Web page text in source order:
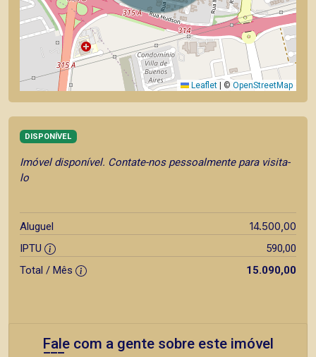
Leaflet © OpenStreetMap
DISPONÍVEL
Imóvel disponível. Contate-nos pessoalmente para visita-
lo
Aluguel 14.500,00
IPTU
590,00
Total / Mês
15.090,00
Fale com a gente sobre este imóvel